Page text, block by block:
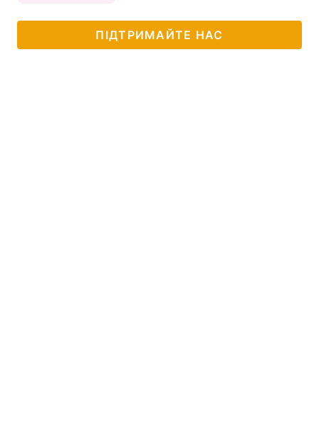
ПІДТРИМАЙТЕ НАС